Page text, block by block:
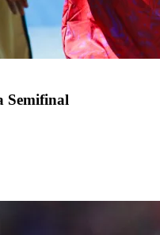
Semifinal